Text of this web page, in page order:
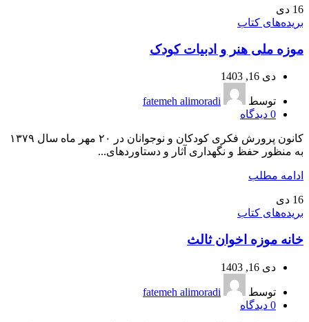
16 دی
بریده‌های کتاب
موزه ملی هنر و ادبیات کودک
دی 16, 1403
توسط
fatemeh alimoradi
0 دیدگاه
کانون پرورش فکری کودکان و نوجوانان در ۲۰ مهر ماه سال ۱۳۷۹
به منظور حفظ و نگهداری آثار و دستاوردهای...
ادامه مطلب
16 دی
بریده‌های کتاب
خانه موزه اخوان ثالث
دی 16, 1403
توسط
fatemeh alimoradi
0 دیدگاه